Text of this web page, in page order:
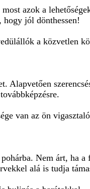
azok a
jól dönthessen!
a közvetlen
van az ön
Nem árt, ha
alá is tudja